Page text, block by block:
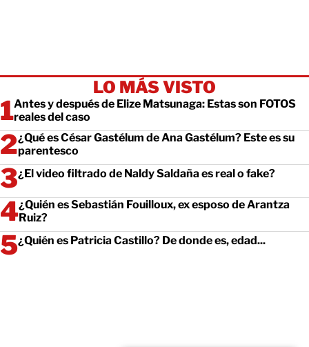
LO MÁS VISTO
Antes y después de Elize Matsunaga: Estas son FOTOS
reales del caso
¿Qué es César Gastélum de Ana Gastélum? Este es su
parentesco
¿El video filtrado de Naldy Saldaña es real o fake?
¿Quién es Sebastián Fouilloux, ex esposo de Arantza
Ruiz?
¿Quién es Patricia Castillo? De donde es, edad...